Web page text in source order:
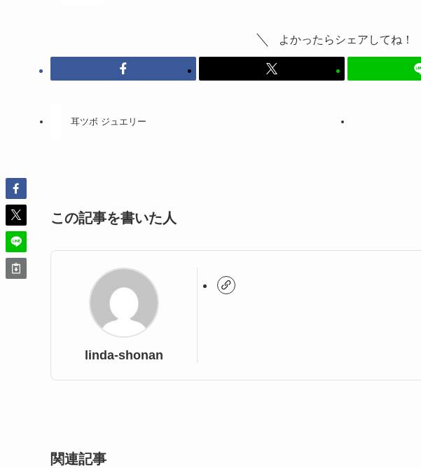
よかったらシェアしてね！
耳ツボ ジュエリー
この記事を書いた人
linda-shonan
関連記事